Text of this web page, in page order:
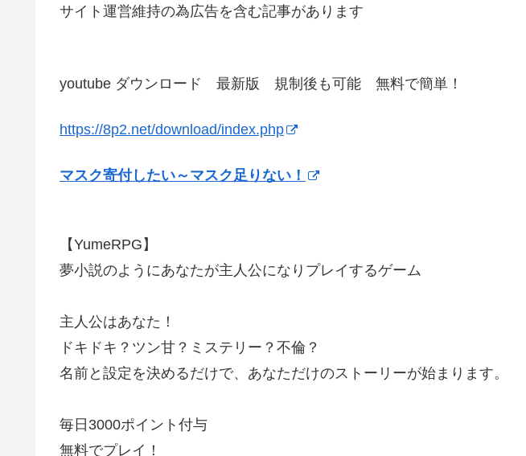
サイト運営維持の為広告を含む記事があります
youtube ダウンロード 最新版 規制後も可能 無料で簡単！
https://8p2.net/download/index.php
マスク寄付したい～マスク足りない！
【YumeRPG】
夢小説のようにあなたが主人公になりプレイするゲーム
主人公はあなた！
ドキドキ？ツン甘？ミステリー？不倫？
名前と設定を決めるだけで、あなただけのストーリーが始まります。
毎日3000ポイント付与
無料でプレイ！